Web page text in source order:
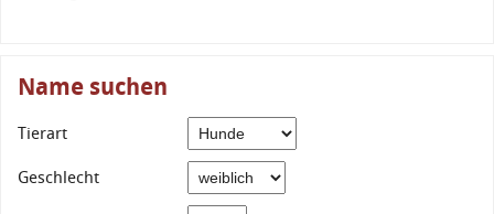
Name suchen
Tierart
Geschlecht